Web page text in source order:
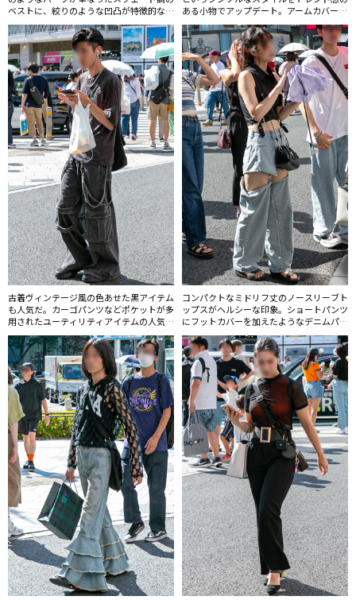
ベストに、絞りのような凹凸が特徴的なバ
ッグなど個性的なアイテムを投入した黒コ
ーディネート。
ある小物でアップデート。アームカバーも
浮上している。
古着ヴィンテージ風の色あせた黒アイテム
も人気だ。カーゴパンツなどポケットが多
用されたユーティリティアイテムの人気は
マスにも拡がっている。
コンパクトなミドリフ丈のノースリーブト
ップスがヘルシーな印象。ショートパンツ
にフットカバーを加えたようなデニムパン
ツもおもしろい。